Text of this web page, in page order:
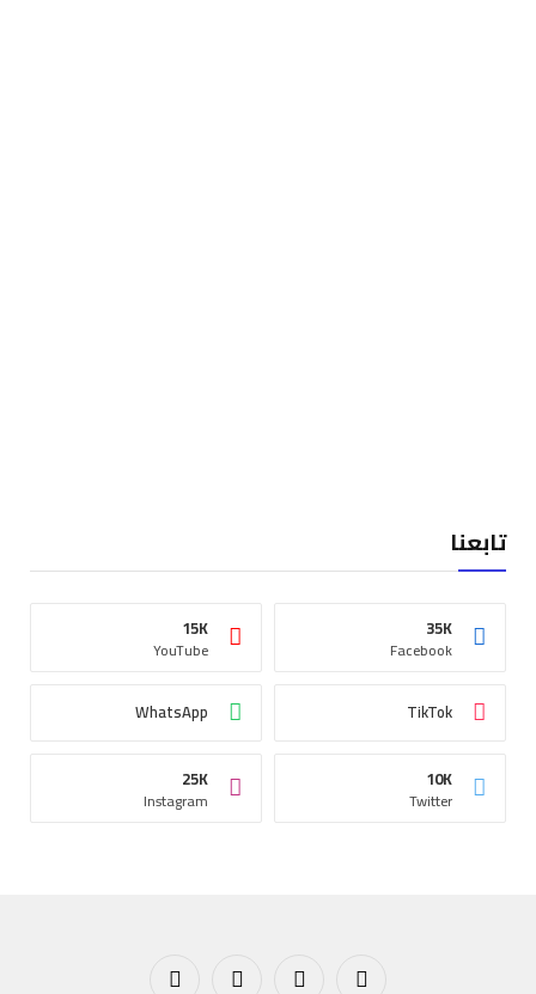
تابعنا
Facebook
35K
YouTube
15K
TikTok
WhatsApp
Twitter
10K
Instagram
25K
فيسبوك X الانستغراميوتيوب